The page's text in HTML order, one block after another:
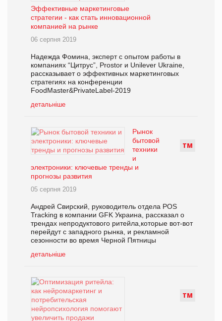
Эффективные маркетинговые
стратегии - как стать инновационной
компанией на рынке
06 серпня 2019
Надежда Фомина, эксперт с опытом работы в
компаниях “Цитрус”, Prostor и Unilever Ukraine,
рассказывает о эффективных маркетинговых
стратегиях на конференции
FoodMaster&PrivateLabel-2019
детальніше
ТМ
Рынок
бытовой
техники
и
электроники: ключевые тренды и
прогнозы развития
05 серпня 2019
Андрей Свирский, руководитель отдела POS
Tracking в компании GFK Украина, рассказал о
трендах непродуктового ритейла,которые вот-вот
перейдут с западного рынка, и рекламной
сезонности во время Черной Пятницы
детальніше
ТМ